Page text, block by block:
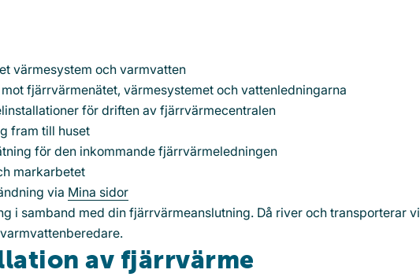
värmesystem och varmvatten
fjärrvärmenätet, värmesystemet och vattenledningarna
för driften av fjärrvärmecentralen
fram till huset
för den inkommande fjärrvärmeledningen
markarbetet
via Mina sidor
i samband med din fjärrvärmeanslutning. Då river och transporterar vi
av fjärrvärme